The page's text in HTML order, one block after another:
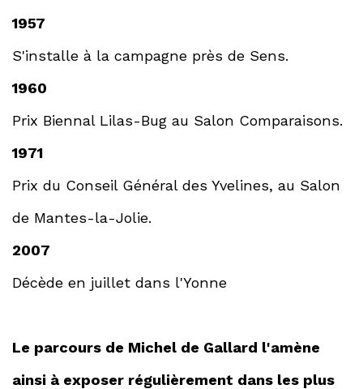
1957
S'installe à la campagne près de Sens.
1960
Prix Biennal Lilas-Bug au Salon Comparaisons.
1971
Prix du Conseil Général des Yvelines, au Salon
de Mantes-la-Jolie.
2007
Décède en juillet dans l'Yonne
Le parcours de Michel de Gallard l'amène
ainsi à exposer régulièrement dans les plus